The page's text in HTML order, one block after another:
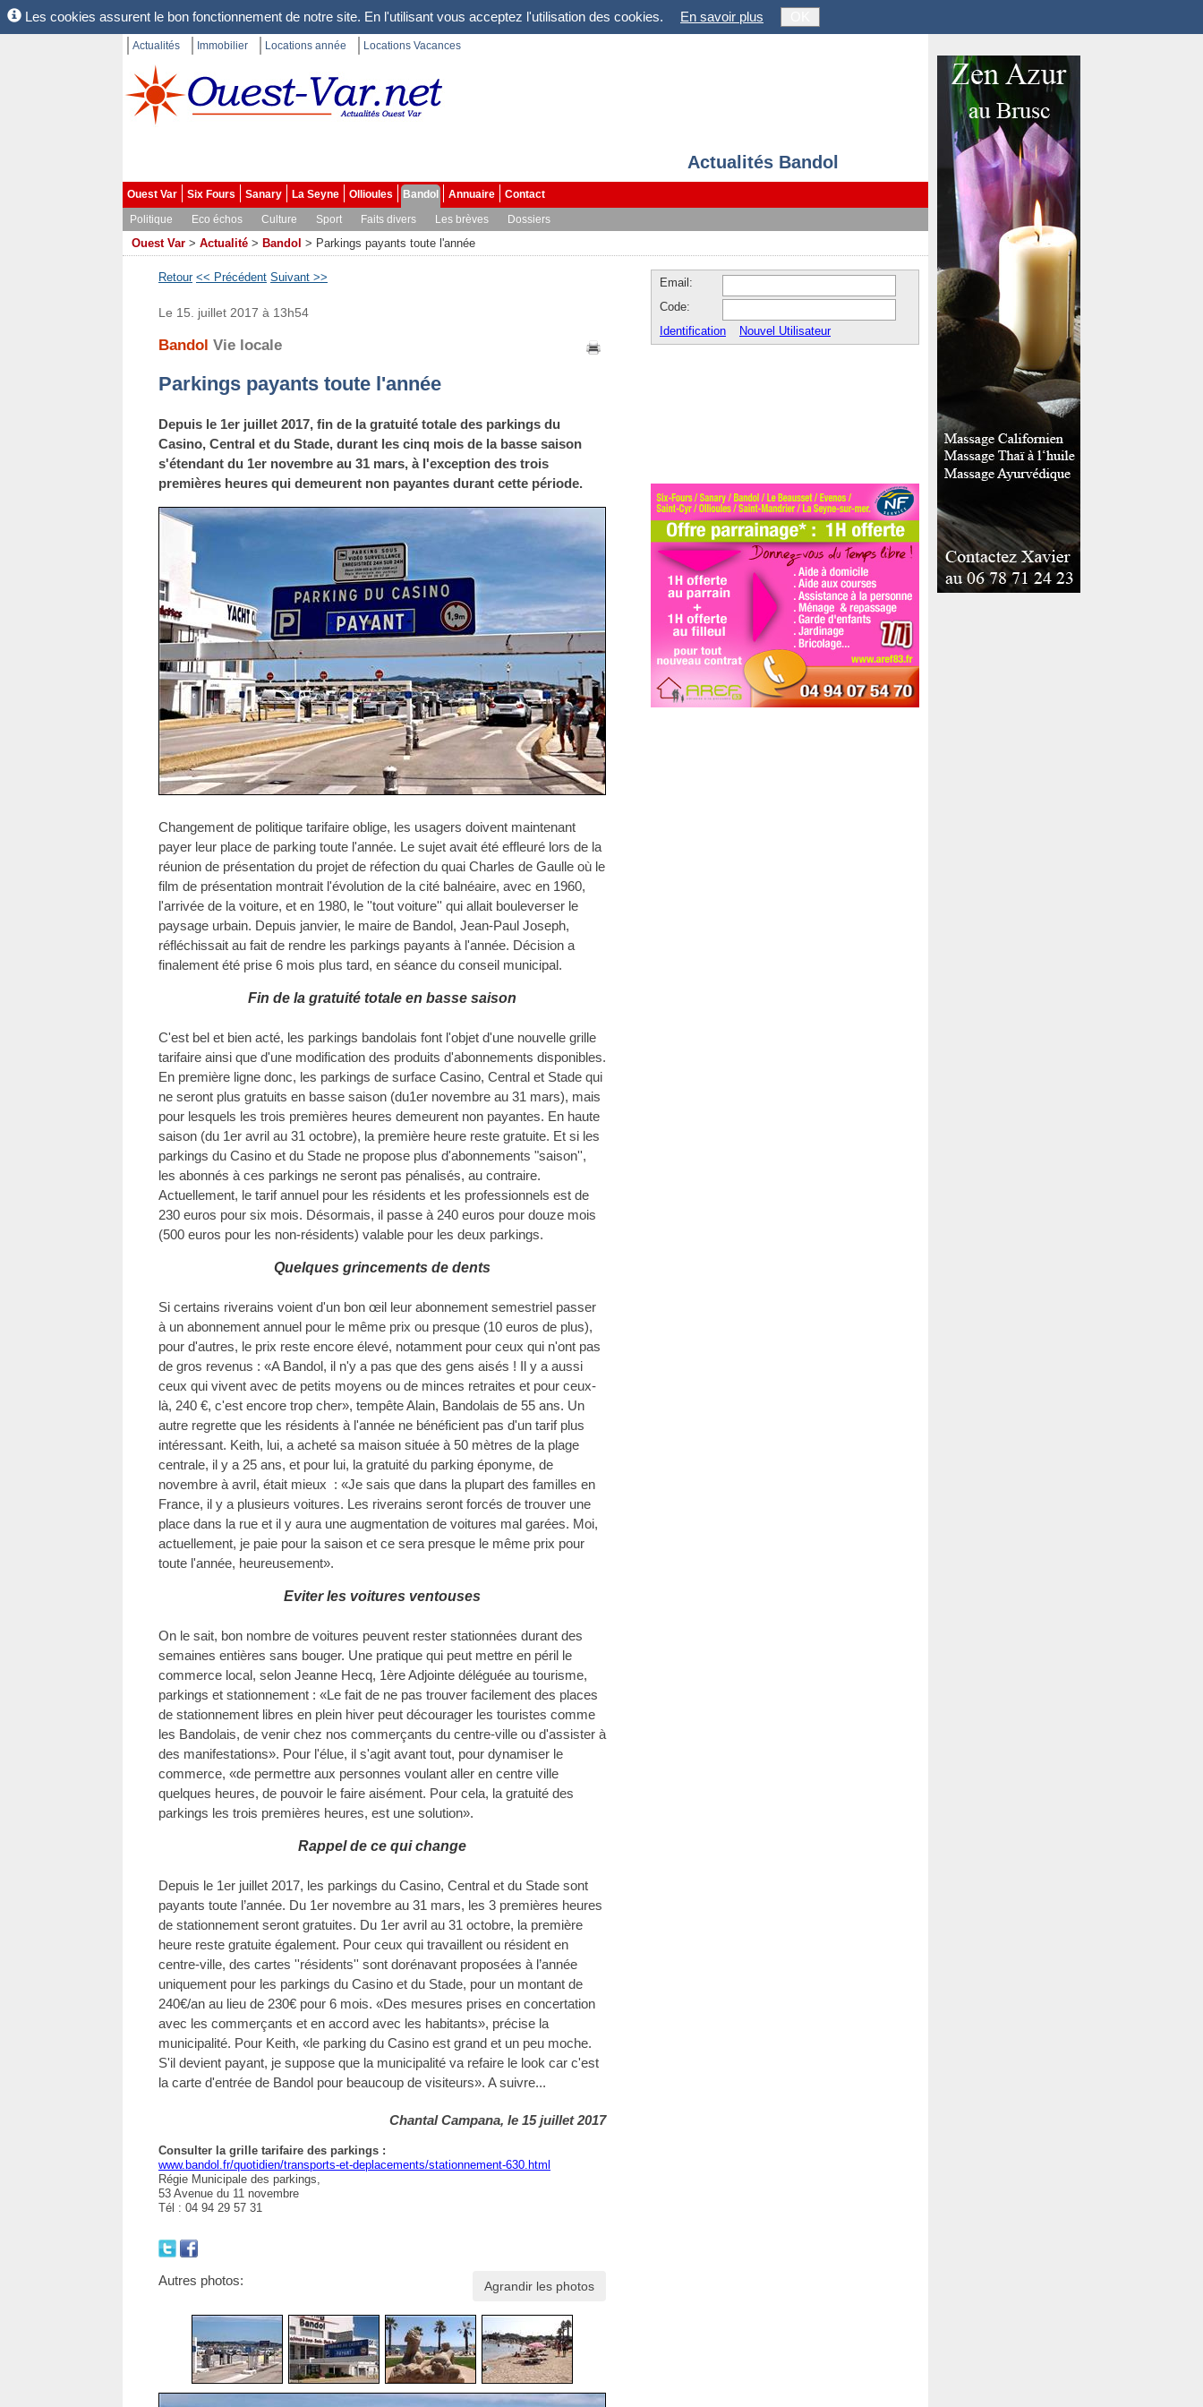
Les cookies assurent le bon fonctionnement de notre site. En l'utilisant vous acceptez l'utilisation des cookies. En savoir plus
Actualités Immobilier Locations année Locations Vacances
Actualités Bandol
Ouest Var Six Fours Sanary La Seyne Ollioules Bandol Annuaire
Contact
Politique
Eco échos Culture Sport Faits divers Les brèves Dossiers
Ouest Var > Actualité > Bandol > Parkings payants toute l'année
Retour << Précédent Suivant >>
Le 15. juillet 2017 à 13h54
Bandol Vie locale
Parkings payants toute l'année
Depuis le 1er juillet 2017, fin de la gratuité totale des parkings du
Casino, Central et du Stade, durant les cinq mois de la basse saison
s'étendant du 1er novembre au 31 mars, à l'exception des trois
premières heures qui demeurent non payantes durant cette période.
Changement de politique tarifaire oblige, les usagers doivent maintenant
payer leur place de parking toute l'année. Le sujet avait été effleuré lors de la
réunion de présentation du projet de réfection du quai Charles de Gaulle où le
film de présentation montrait l'évolution de la cité balnéaire, avec en 1960,
l'arrivée de la voiture, et en 1980, le ''tout voiture'' qui allait bouleverser le
paysage urbain. Depuis janvier, le maire de Bandol, Jean-Paul Joseph,
réfléchissait au fait de rendre les parkings payants à l'année. Décision a
finalement été prise 6 mois plus tard, en séance du conseil municipal.
Fin de la gratuité totale en basse saison
C'est bel et bien acté, les parkings bandolais font l'objet d'une nouvelle grille
tarifaire ainsi que d'une modification des produits d'abonnements disponibles.
En première ligne donc, les parkings de surface Casino, Central et Stade qui
ne seront plus gratuits en basse saison (du1er novembre au 31 mars), mais
pour lesquels les trois premières heures demeurent non payantes. En haute
saison (du 1er avril au 31 octobre), la première heure reste gratuite. Et si les
parkings du Casino et du Stade ne propose plus d'abonnements "saison'',
les abonnés à ces parkings ne seront pas pénalisés, au contraire.
Actuellement, le tarif annuel pour les résidents et les professionnels est de
230 euros pour six mois. Désormais, il passe à 240 euros pour douze mois
(500 euros pour les non-résidents) valable pour les deux parkings.
Quelques grincements de dents
Si certains riverains voient d'un bon œil leur abonnement semestriel passer
à un abonnement annuel pour le même prix ou presque (10 euros de plus),
pour d'autres, le prix reste encore élevé, notamment pour ceux qui n'ont pas
de gros revenus : «A Bandol, il n'y a pas que des gens aisés ! Il y a aussi
ceux qui vivent avec de petits moyens ou de minces retraites et pour ceux-
là, 240 €, c'est encore trop cher», tempête Alain, Bandolais de 55 ans. Un
autre regrette que les résidents à l'année ne bénéficient pas d'un tarif plus
intéressant. Keith, lui, a acheté sa maison située à 50 mètres de la plage
centrale, il y a 25 ans, et pour lui, la gratuité du parking éponyme, de
novembre à avril, était mieux : «Je sais que dans la plupart des familles en
France, il y a plusieurs voitures. Les riverains seront forcés de trouver une
place dans la rue et il y aura une augmentation de voitures mal garées. Moi,
actuellement, je paie pour la saison et ce sera presque le même prix pour
toute l'année, heureusement».
Eviter les voitures ventouses
On le sait, bon nombre de voitures peuvent rester stationnées durant des
semaines entières sans bouger. Une pratique qui peut mettre en péril le
commerce local, selon Jeanne Hecq, 1ère Adjointe déléguée au tourisme,
parkings et stationnement : «Le fait de ne pas trouver facilement des places
de stationnement libres en plein hiver peut décourager les touristes comme
les Bandolais, de venir chez nos commerçants du centre-ville ou d'assister à
des manifestations». Pour l'élue, il s'agit avant tout, pour dynamiser le
commerce, «de permettre aux personnes voulant aller en centre ville
quelques heures, de pouvoir le faire aisément. Pour cela, la gratuité des
parkings les trois premières heures, est une solution».
Rappel de ce qui change
Depuis le 1er juillet 2017, les parkings du Casino, Central et du Stade sont
payants toute l’année. Du 1er novembre au 31 mars, les 3 premières heures
de stationnement seront gratuites. Du 1er avril au 31 octobre, la première
heure reste gratuite également. Pour ceux qui travaillent ou résident en
centre-ville, des cartes ''résidents'' sont dorénavant proposées à l’année
uniquement pour les parkings du Casino et du Stade, pour un montant de
240€/an au lieu de 230€ pour 6 mois. «Des mesures prises en concertation
avec les commerçants et en accord avec les habitants», précise la
municipalité. Pour Keith, «le parking du Casino est grand et un peu moche.
S'il devient payant, je suppose que la municipalité va refaire le look car c'est
la carte d'entrée de Bandol pour beaucoup de visiteurs». A suivre...
Chantal Campana, le 15 juillet 2017
Consulter la grille tarifaire des parkings :
www.bandol.fr/quotidien/transports-et-deplacements/stationnement-630.html
Régie Municipale des parkings,
53 Avenue du 11 novembre
Tél : 04 94 29 57 31
Agrandir les photos
Autres photos:
Email:
Code:
Identification
Nouvel Utilisateur